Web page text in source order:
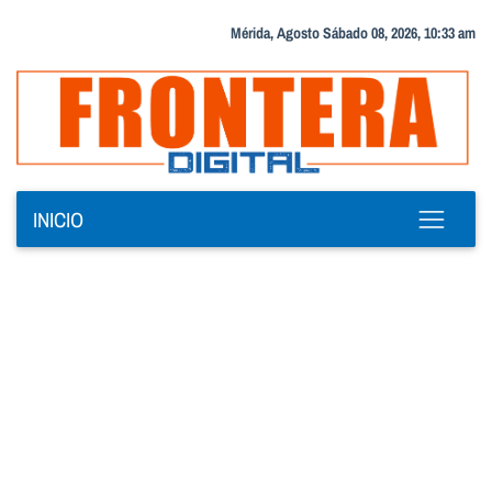
Mérida, Agosto Sábado 08, 2026, 10:33 am
INICIO